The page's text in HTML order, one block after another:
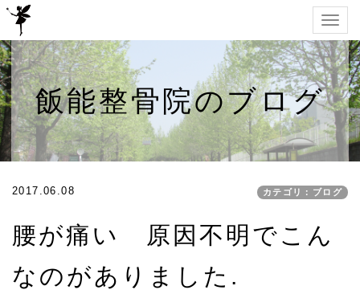
飯能整骨院のブログ
2017.06.08 カテゴリ：ブログ
腰が痛い 原因不明でこん
なのがありました.